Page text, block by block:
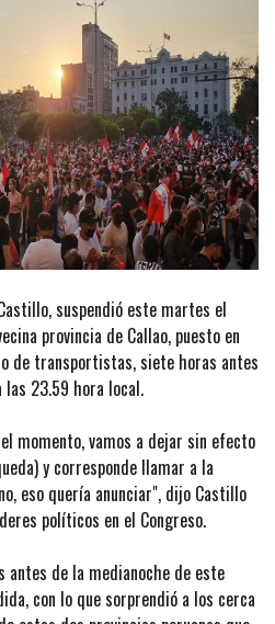
suspendió este martes el
provincia de Callao, puesto en
de transportistas, siete horas antes
23.59 hora local.
momento, vamos a dejar sin efecto
y corresponde llamar a la
eso quería anunciar", dijo Castillo
políticos en el Congreso.
antes de la medianoche de este
con lo que sorprendió a los cerca